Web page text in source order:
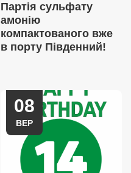
Партія сульфату
амонію
компактованого вже
в порту Південний!
08
ВЕР